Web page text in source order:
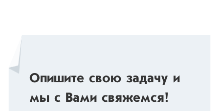
Опишите свою задачу и
мы с Вами свяжемся!